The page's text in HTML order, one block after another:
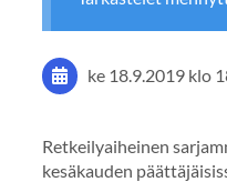
ke 18.9.2019 klo
Retkeilyaiheinen
kesäkauden